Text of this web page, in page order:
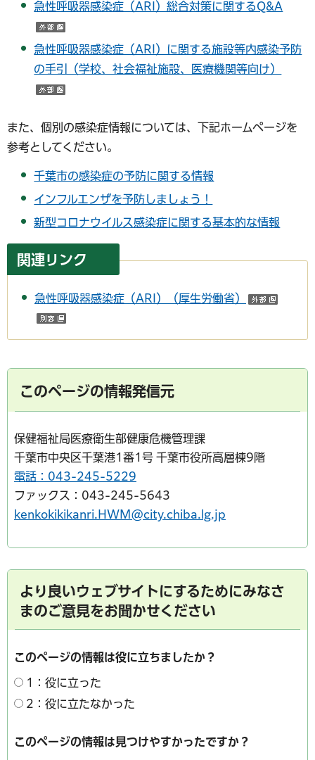
急性呼吸器感染症（ARI）総合対策に関するQ&A
急性呼吸器感染症（ARI）に関する施設等内感染予防
の手引（学校、社会福祉施設、医療機関等向け）
また、個別の感染症情報については、下記ホームページを
参考としてください。
千葉市の感染症の予防に関する情報
インフルエンザを予防しましょう！
新型コロナウイルス感染症に関する基本的な情報
関連リンク
急性呼吸器感染症（ARI）（厚生労働省）
このページの情報発信元
保健福祉局医療衛生部健康危機管理課
千葉市中央区千葉港1番1号 千葉市役所高層棟9階
電話：043-245-5229
ファックス：043-245-5643
kenkokikikanri.HWM@city.chiba.lg.jp
より良いウェブサイトにするためにみなさ
まのご意見をお聞かせください
このページの情報は役に立ちましたか？
1：役に立った
2：役に立たなかった
このページの情報は見つけやすかったですか？